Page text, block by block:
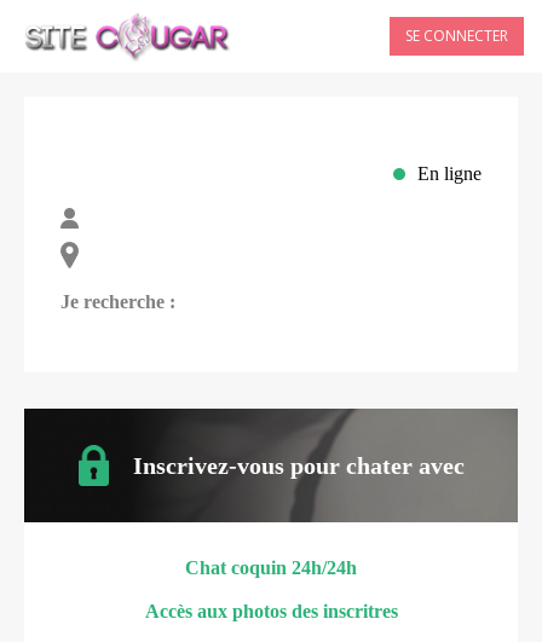
SE CONNECTER
En ligne
Je recherche :
Inscrivez-vous pour chater avec
Chat coquin 24h/24h
Accès aux photos des inscritres